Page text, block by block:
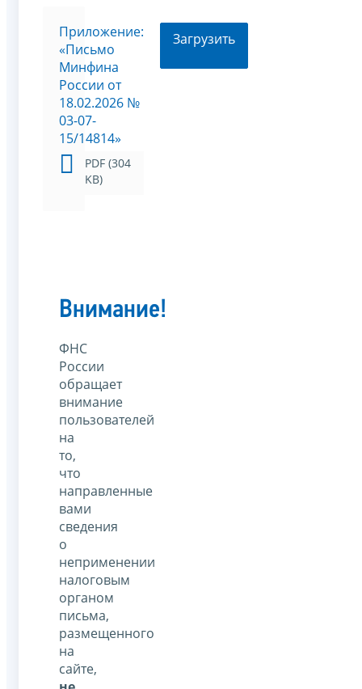
Приложение:
«Письмо
Минфина
России от
18.02.2026 №
03-07-
15/14814»
PDF (304
KB)
Загрузить
Внимание!
ФНС
России
обращает
внимание
пользователей
на
то,
что
направленные
вами
сведения
о
неприменении
налоговым
органом
письма,
размещенного
на
сайте,